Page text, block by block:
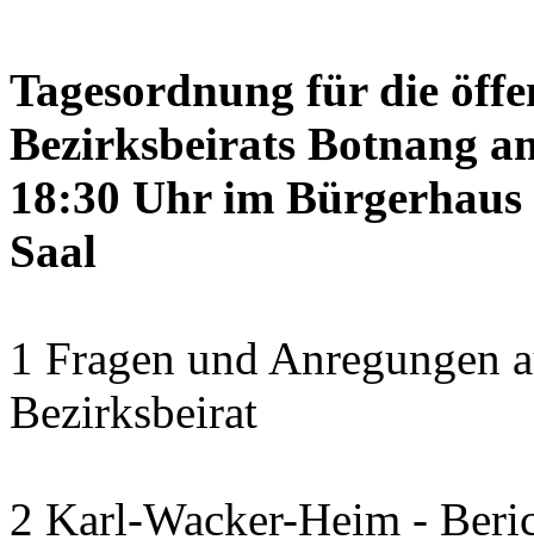
Tagesordnung für die
Bezirksbeirats Botnang
18:30 Uhr im
Saal
1 Fragen und Anregungen
Bezirksbeirat
2 Karl-Wacker-Heim -